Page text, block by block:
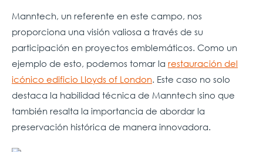
Manntech, un referente en este campo, nos
proporciona una visión valiosa a través de su
participación en proyectos emblemáticos. Como un
ejemplo de esto, podemos tomar la restauración del
icónico edificio Lloyds of London. Este caso no solo
destaca la habilidad técnica de Manntech sino que
también resalta la importancia de abordar la
preservación histórica de manera innovadora.